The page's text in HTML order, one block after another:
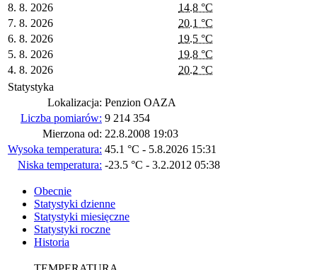
8. 8. 2026
14.8 °C
7. 8. 2026
20.1 °C
6. 8. 2026
19.5 °C
5. 8. 2026
19.8 °C
4. 8. 2026
20.2 °C
Statystyka
Lokalizacja: Penzion OAZA
Liczba pomiarów: 9 214 354
Mierzona od: 22.8.2008 19:03
Wysoka temperatura: 45.1 °C - 5.8.2026 15:31
Niska temperatura: -23.5 °C - 3.2.2012 05:38
Obecnie
Statystyki dzienne
Statystyki miesięczne
Statystyki roczne
Historia